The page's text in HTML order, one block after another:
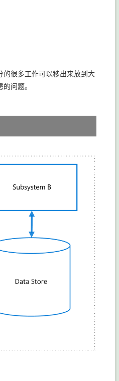
的很多工作可以移出来放到大
问题。